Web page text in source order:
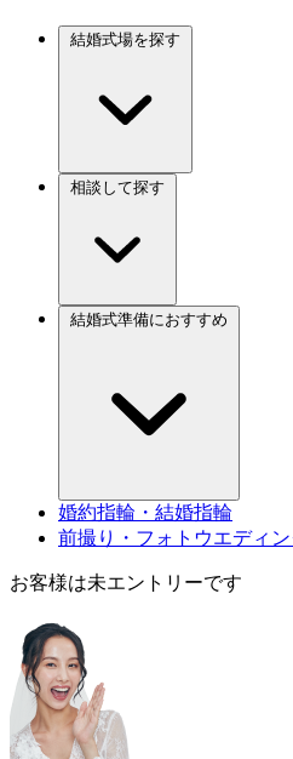
婚約指輪・結婚指輪
前撮り・フォトウエディ
お客様は未エントリーです